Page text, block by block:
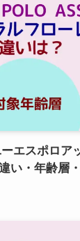
エスポロア
い・年齢層